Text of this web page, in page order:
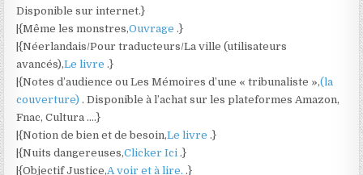
Disponible sur internet.}
|{Même les monstres,Ouvrage.}
|{Néerlandais/Pour traducteurs/La ville (utilisateurs
avancés),Le livre.}
|{Notes d’audience ou Les Mémoires d’une « tribunaliste »,(la
couverture). Disponible à l’achat sur les plateformes Amazon,
Fnac, Cultura ….}
|{Notion de bien et de besoin,Le livre.}
|{Nuits dangereuses,Clicker Ici.}
|{Objectif Justice,A voir et à lire..}